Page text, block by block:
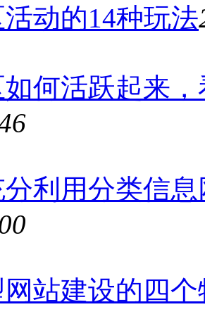
动的14种玩法
何活跃起来
利用分类信
站建设的四